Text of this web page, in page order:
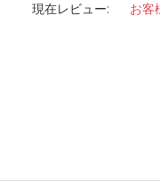
現在レビュー: お客